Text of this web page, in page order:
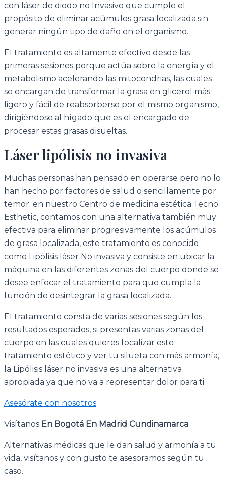
con láser de diodo no Invasivo que cumple el
propósito de eliminar acúmulos grasa localizada sin
generar ningún tipo de daño en el organismo.
El tratamiento es altamente efectivo desde las
primeras sesiones porque actúa sobre la energía y el
metabolismo acelerando las mitocondrias, las cuales
se encargan de transformar la grasa en glicerol más
ligero y fácil de reabsorberse por el mismo organismo,
dirigiéndose al hígado que es el encargado de
procesar estas grasas disueltas.
Láser lipólisis no invasiva
Muchas personas han pensado en operarse pero no lo
han hecho por factores de salud o sencillamente por
temor; en nuestro Centro de medicina estética Tecno
Esthetic, contamos con una alternativa también muy
efectiva para eliminar progresivamente los acúmulos
de grasa localizada, este tratamiento es conocido
como Lipólisis láser No invasiva y consiste en ubicar la
máquina en las diferentes zonas del cuerpo donde se
desee enfocar el tratamiento para que cumpla la
función de desintegrar la grasa localizada.
El tratamiento consta de varias sesiones según los
resultados esperados, si presentas varias zonas del
cuerpo en las cuales quieres focalizar este
tratamiento estético y ver tu silueta con más armonía,
la Lipólisis láser no invasiva es una alternativa
apropiada ya que no va a representar dolor para ti.
Asesórate con nosotros
Visítanos En Bogotá En Madrid Cundinamarca
Alternativas médicas que le dan salud y armonía a tu
vida, visítanos y con gusto te asesoramos según tu
caso.